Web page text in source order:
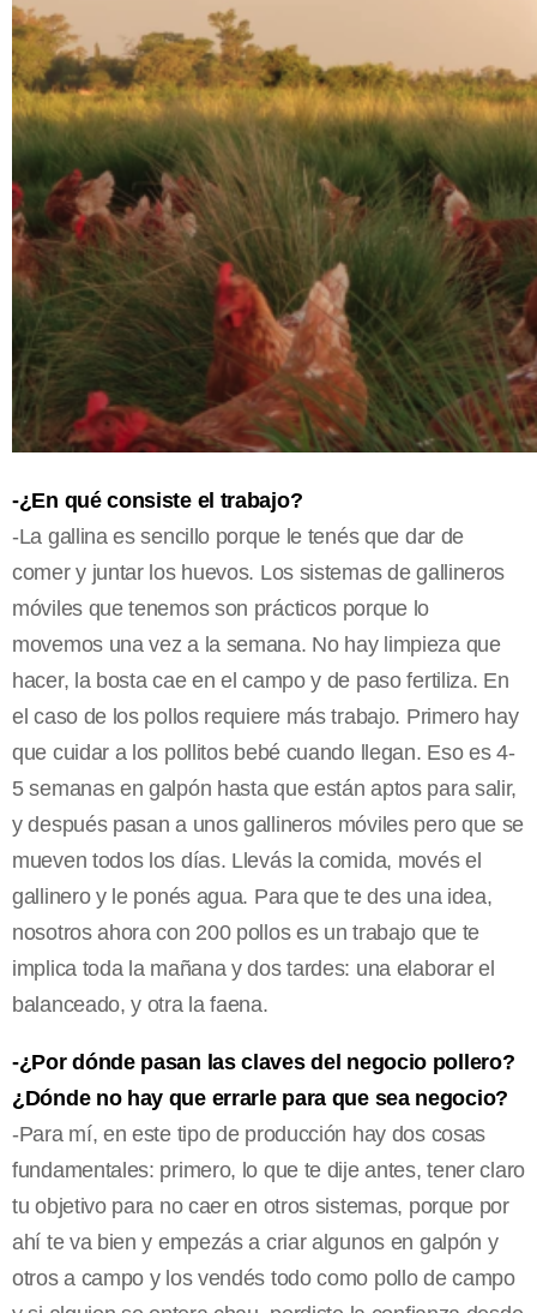
-¿En qué consiste el trabajo?
-La gallina es sencillo porque le tenés que dar de
comer y juntar los huevos. Los sistemas de gallineros
móviles que tenemos son prácticos porque lo
movemos una vez a la semana. No hay limpieza que
hacer, la bosta cae en el campo y de paso fertiliza. En
el caso de los pollos requiere más trabajo. Primero hay
que cuidar a los pollitos bebé cuando llegan. Eso es 4-
5 semanas en galpón hasta que están aptos para salir,
y después pasan a unos gallineros móviles pero que se
mueven todos los días. Llevás la comida, movés el
gallinero y le ponés agua. Para que te des una idea,
nosotros ahora con 200 pollos es un trabajo que te
implica toda la mañana y dos tardes: una elaborar el
balanceado, y otra la faena.
-¿Por dónde pasan las claves del negocio pollero?
¿Dónde no hay que errarle para que sea negocio?
-Para mí, en este tipo de producción hay dos cosas
fundamentales: primero, lo que te dije antes, tener claro
tu objetivo para no caer en otros sistemas, porque por
ahí te va bien y empezás a criar algunos en galpón y
otros a campo y los vendés todo como pollo de campo